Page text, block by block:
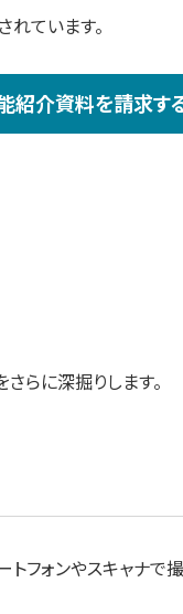
ています。
紹介資料を請求す
らに深掘りします。
フォンやスキャナで